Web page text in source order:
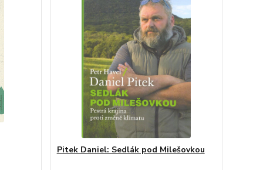
Pitek Daniel: Sedlák pod Milešovkou